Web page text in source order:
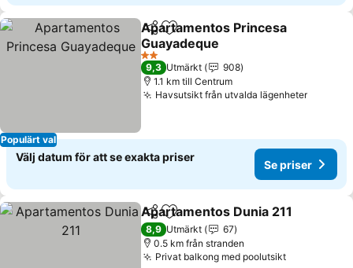
Populärt val
Dela Lägg till i Mina Favoriter
Apartamentos Princesa
Guayadeque
Se priser
2 Stjärnor
9,3 Utmärkt
908
1.1 km till Centrum
Havsutsikt från utvalda lägenheterSe
Välj datum för att se exakta priser
Se priser
Dela Lägg till i Mina Favoriter
Apartamentos Dunia 211
8,9 Utmärkt
67
0.5 km från stranden
Privat balkong med poolutsiktSe priser